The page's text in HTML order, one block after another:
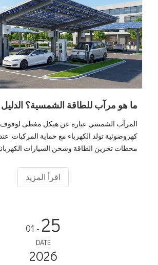
المرآب الشمسي عبارة عن هيكل مغطى لوقوف
كهروضوئية تولد الكهرباء مع حماية المركبات.
محطات تخزين الطاقة وشحن السيارات
السيارات الخاملة إلى أصول طاقة مدرة
2034، أصبحت الحلول المتكاملة بسرعة هي
اقرأ المزيد
25
- 01
DATE
2026